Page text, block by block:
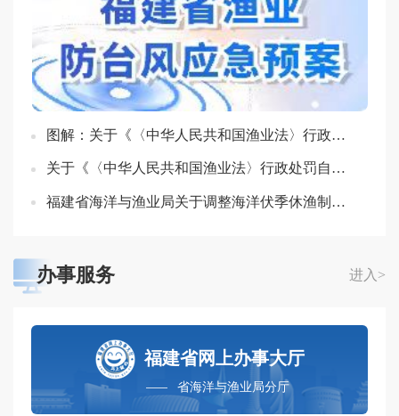
图解：关于《〈中华人民共和国渔业法〉行政处罚自由裁量基准》的政策解读
关于《〈中华人民共和国渔业法〉行政处罚自由裁量基准》的政策解读
福建省海洋与渔业局关于调整海洋伏季休渔制度的通告政策解读
办事服务 进入>
福建省网上办事大厅
省海洋与渔业局分厅